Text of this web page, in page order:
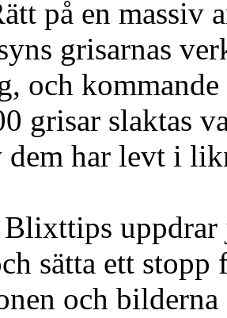
på en massiv
grisarnas
och
grisar slaktas
dem har levt i
Blixttips
sätta ett
och